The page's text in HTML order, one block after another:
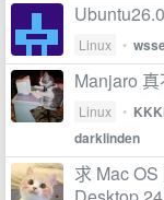
Linux •
Manjaro
Linux •
darklinden
求 Mac